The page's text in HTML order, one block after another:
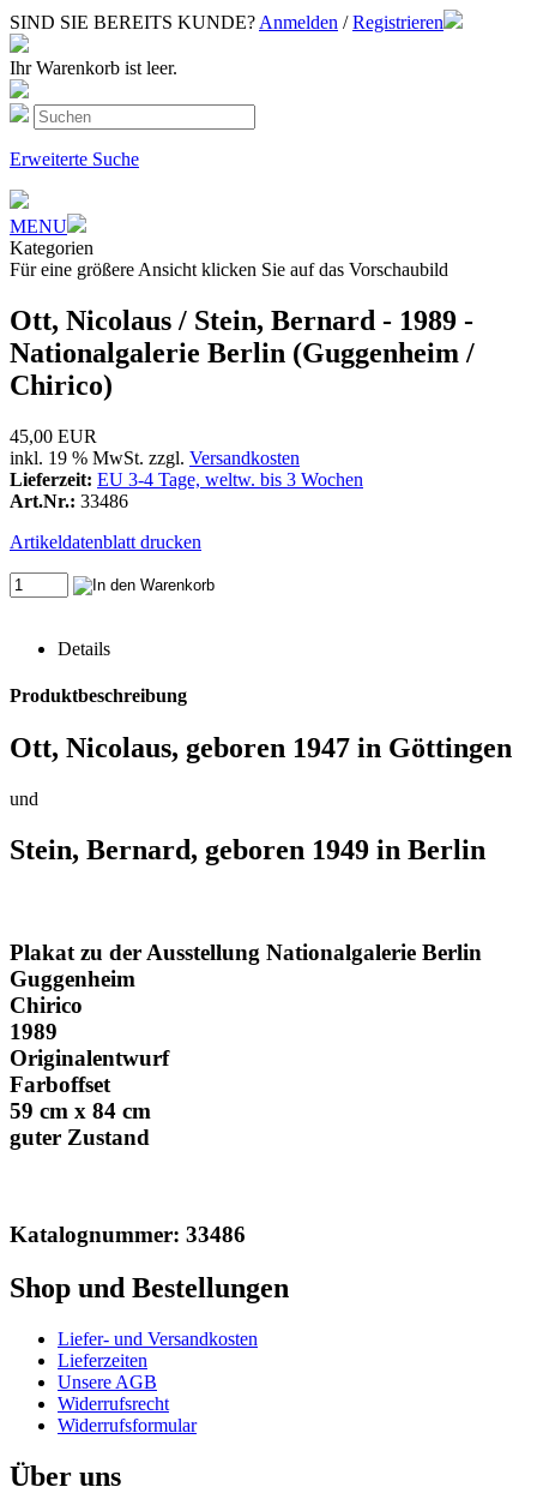
SIND SIE BEREITS KUNDE? Anmelden / Registrieren
Ihr Warenkorb ist leer.
Erweiterte Suche
MENU
Kategorien
Für eine größere Ansicht klicken Sie auf das Vorschaubild
Ott, Nicolaus / Stein, Bernard - 1989 -
Nationalgalerie Berlin (Guggenheim /
Chirico)
45,00 EUR
inkl. 19 % MwSt. zzgl. Versandkosten
Lieferzeit: EU 3-4 Tage, weltw. bis 3 Wochen
Art.Nr.: 33486
Artikeldatenblatt drucken
Details
Produktbeschreibung
Ott, Nicolaus, geboren 1947 in Göttingen
und
Stein, Bernard, geboren 1949 in Berlin
Plakat zu der Ausstellung Nationalgalerie Berlin
Guggenheim
Chirico
1989
Originalentwurf
Farboffset
59 cm x 84 cm
guter Zustand
Katalognummer: 33486
Shop und Bestellungen
Liefer- und Versandkosten
Lieferzeiten
Unsere AGB
Widerrufsrecht
Widerrufsformular
Über uns